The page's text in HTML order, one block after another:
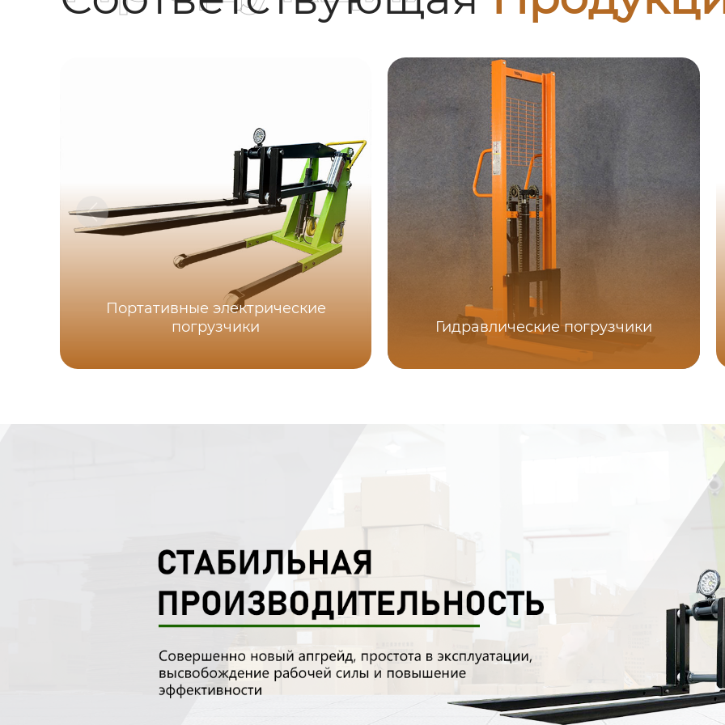
Портативные электрические
погрузчики
Гидравлические погрузчики